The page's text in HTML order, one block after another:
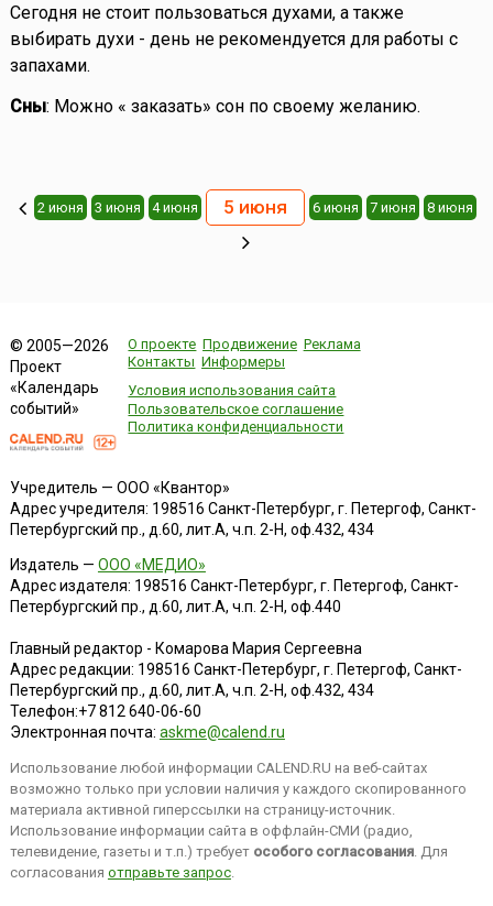
Сегодня не стоит пользоваться духами, а также
выбирать духи - день не рекомендуется для работы с
запахами.
Сны: Можно « заказать» сон по своему желанию.
2 июня 3 июня 4 июня 5 июня 6 июня 7 июня 8 июня
© 2005—2026
Проект
«Календарь
событий»
О проекте Продвижение Реклама
Контакты Информеры
Условия использования сайта
Пользовательское соглашение
Политика конфиденциальности
Учредитель — ООО «Квантор»
Адрес учредителя: 198516 Санкт-Петербург, г. Петергоф, Санкт-
Петербургский пр., д.60, лит.А, ч.п. 2-Н, оф.432, 434
Издатель — ООО «МЕДИО»
Адрес издателя: 198516 Санкт-Петербург, г. Петергоф, Санкт-
Петербургский пр., д.60, лит.А, ч.п. 2-Н, оф.440
Главный редактор - Комарова Мария Сергеевна
Адрес редакции: 198516 Санкт-Петербург, г. Петергоф, Санкт-
Петербургский пр., д.60, лит.А, ч.п. 2-Н, оф.432, 434
Телефон:+7 812 640-06-60
Электронная почта: askme@calend.ru
Использование любой информации CALEND.RU на веб-сайтах
возможно только при условии наличия у каждого скопированного
материала активной гиперссылки на страницу-источник.
Использование информации сайта в оффлайн-СМИ (радио,
телевидение, газеты и т.п.) требует особого согласования. Для
согласования отправьте запрос.